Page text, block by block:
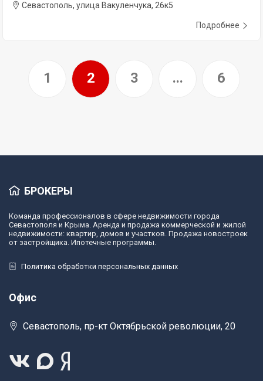
Севастополь, улица Вакуленчука, 26к5
Подробнее
1 2 3 ... 6
БРОКЕРЫ
Команда профессионалов в сфере недвижимости города
Севастополя и Крыма. Аренда и продажа коммерческой и жилой
недвижимости: квартир, домов и участков. Продажа новостроек
от застройщика. Ипотечные программы.
Политика обработки персональных данных
Офис
Севастополь, пр-кт Октябрьской революции, 20